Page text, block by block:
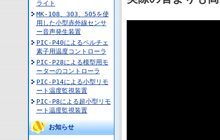
ライト
MK-108、303、505を使
用した小型赤外線センサ
ー音声発生装置
PIC-P40によるペルチェ
素子用温度コントローラ
PIC-P28による模型用モ
ーターのコントローラ
PIC-P14による小型リモ
ート温度監視装置
PIC-P8による超小型リモ
ート温度監視装置
お知らせ